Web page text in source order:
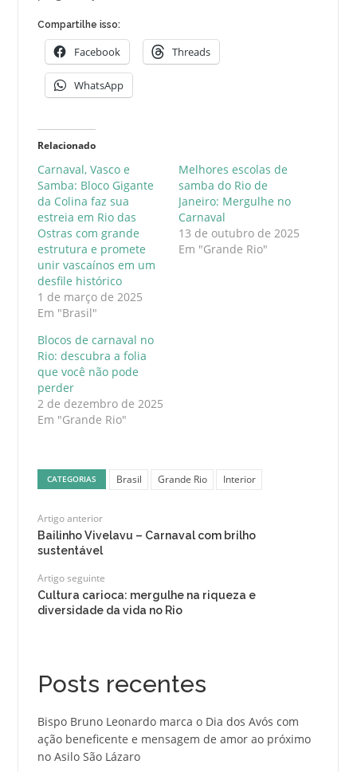
Compartilhe isso:
Facebook Threads
WhatsApp
Relacionado
Carnaval, Vasco e
Samba: Bloco Gigante
da Colina faz sua
estreia em Rio das
Ostras com grande
estrutura e promete
unir vascaínos em um
desfile histórico
1 de março de 2025
Em "Brasil"
Melhores escolas de
samba do Rio de
Janeiro: Mergulhe no
Carnaval
13 de outubro de 2025
Em "Grande Rio"
Blocos de carnaval no
Rio: descubra a folia
que você não pode
perder
2 de dezembro de 2025
Em "Grande Rio"
CATEGORIAS Brasil Grande Rio Interior
Artigo anterior
Bailinho Vivelavu – Carnaval com brilho
sustentável
Artigo seguinte
Cultura carioca: mergulhe na riqueza e
diversidade da vida no Rio
Posts recentes
Bispo Bruno Leonardo marca o Dia dos Avós com
ação beneficente e mensagem de amor ao próximo
no Asilo São Lázaro